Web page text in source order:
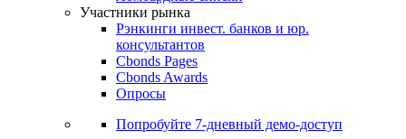
Участники рынка
Рэнкинги инвест. банков и юр.
консультантов
Cbonds Pages
Cbonds Awards
Опросы
Попробуйте 7-дневный демо-доступ